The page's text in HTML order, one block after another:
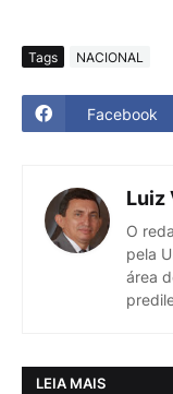
Tags NACIONAL
Facebook
Luiz
O
pela
área
LEIA MAIS